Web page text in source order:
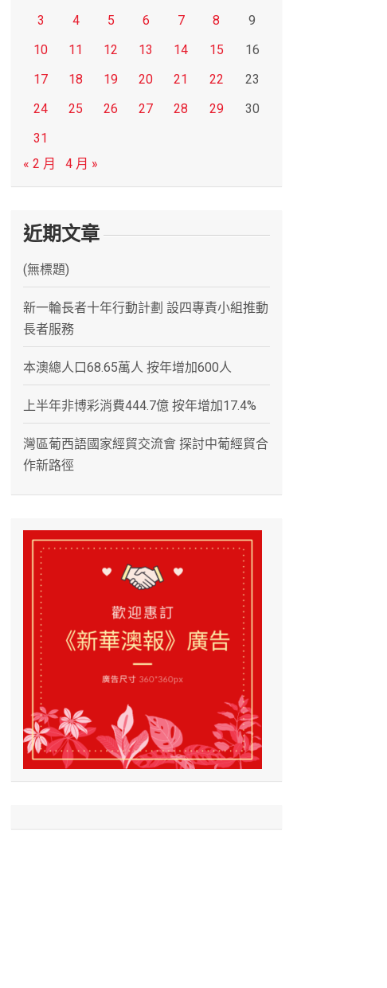
3
4 5 6 7 8
9
10
11 12 13 14 15
16
17
18 19 20 21 22
23
24
25 26 27 28 29
30
31
« 2 月
4 月 »
近期文章
(無標題)
新一輪長者十年行動計劃 設四專責小組推動
長者服務
本澳總人口68.65萬人 按年增加600人
上半年非博彩消費444.7億 按年增加17.4%
灣區葡西語國家經貿交流會 探討中葡經貿合
作新路徑